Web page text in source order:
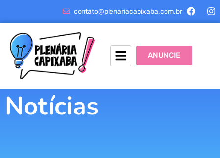
contato@plenariacapixaba.com.br
ANUNCIE
Notícias